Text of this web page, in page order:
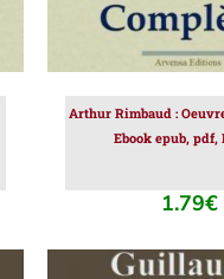
Arthur Rimbaud :
Ebook epub,
1.79€